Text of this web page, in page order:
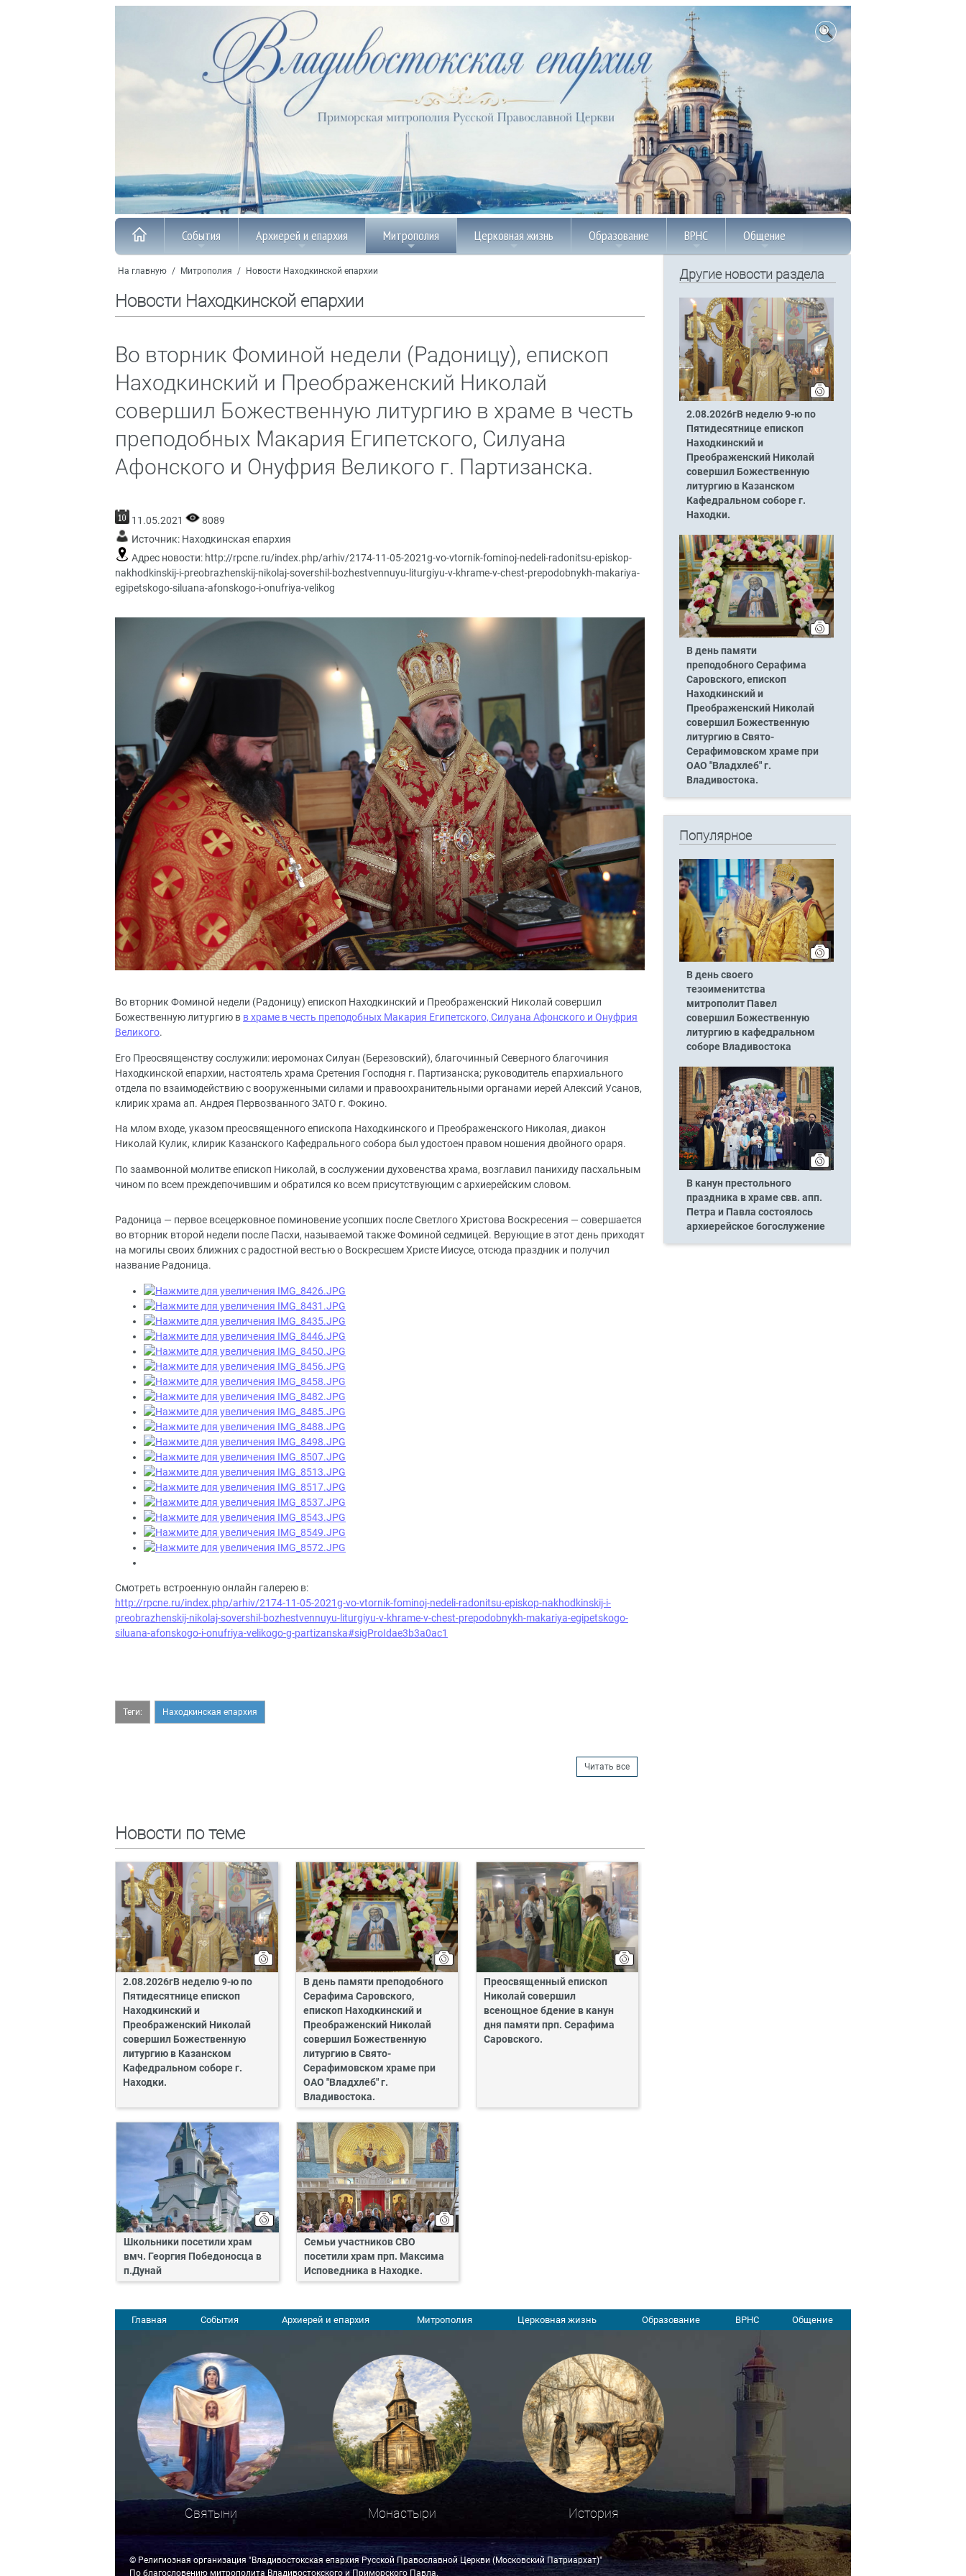
События Архиерей и епархия Митрополия Церковная жизнь Образование ВРНС Общение
На главную / Митрополия / Новости Находкинской епархии
Новости Находкинской епархии
Во вторник Фоминой недели (Радоницу), епископ
Находкинский и Преображенский Николай
совершил Божественную литургию в храме в честь
преподобных Макария Египетского, Силуана
Афонского и Онуфрия Великого г. Партизанска.
11.05.2021
8089
Источник: Находкинская епархия
Адрес новости: http://rpcne.ru/index.php/arhiv/2174-11-05-2021g-vo-vtornik-fominoj-nedeli-radonitsu-episkop-
nakhodkinskij-i-preobrazhenskij-nikolaj-sovershil-bozhestvennuyu-liturgiyu-v-khrame-v-chest-prepodobnykh-makariya-
egipetskogo-siluana-afonskogo-i-onufriya-velikog
Во вторник Фоминой недели (Радоницу) епископ Находкинский и Преображенский Николай совершил
Божественную литургию в в храме в честь преподобных Макария Египетского, Силуана Афонского и Онуфрия
Великого.
Его Преосвященству сослужили: иеромонах Силуан (Березовский), благочинный Северного благочиния
Находкинской епархии, настоятель храма Сретения Господня г. Партизанска; руководитель епархиального
отдела по взаимодействию с вооруженными силами и правоохранительными органами иерей Алексий Усанов,
клирик храма ап. Андрея Первозванного ЗАТО г. Фокино.
На млом входе, указом преосвященного епископа Находкинского и Преображенского Николая, диакон
Николай Кулик, клирик Казанского Кафедрального собора был удостоен правом ношения двойного ораря.
По заамвонной молитве епископ Николай, в сослужении духовенства храма, возглавил панихиду пасхальным
чином по всем преждепочившим и обратился ко всем присутствующим с архиерейским словом.
Радоница — первое всецерковное поминовение усопших после Светлого Христова Воскресения — совершается
во вторник второй недели после Пасхи, называемой также Фоминой седмицей. Верующие в этот день приходят
на могилы своих ближних с радостной вестью о Воскресшем Христе Иисусе, отсюда праздник и получил
название Радоница.
Смотреть встроенную онлайн галерею в:
http://rpcne.ru/index.php/arhiv/2174-11-05-2021g-vo-vtornik-fominoj-nedeli-radonitsu-episkop-nakhodkinskij-i-
preobrazhenskij-nikolaj-sovershil-bozhestvennuyu-liturgiyu-v-khrame-v-chest-prepodobnykh-makariya-egipetskogo-
siluana-afonskogo-i-onufriya-velikogo-g-partizanska#sigProIdae3b3a0ac1
Теги: Находкинская епархия
Читать все
Новости по теме
2.08.2026гВ неделю 9-ю по
Пятидесятнице епископ
Находкинский и
Преображенский Николай
совершил Божественную
литургию в Казанском
Кафедральном соборе г.
Находки.
В день памяти преподобного
Серафима Саровского,
епископ Находкинский и
Преображенский Николай
совершил Божественную
литургию в Свято-
Серафимовском храме при
ОАО "Владхлеб" г.
Владивостока.
Преосвященный епископ
Николай совершил
всенощное бдение в канун
дня памяти прп. Серафима
Саровского.
Школьники посетили храм
вмч. Георгия Победоносца в
п.Дунай
Семьи участников СВО
посетили храм прп. Максима
Исповедника в Находке.
Другие новости раздела
2.08.2026гВ неделю 9-ю по
Пятидесятнице епископ
Находкинский и
Преображенский Николай
совершил Божественную
литургию в Казанском
Кафедральном соборе г.
Находки.
В день памяти
преподобного Серафима
Саровского, епископ
Находкинский и
Преображенский Николай
совершил Божественную
литургию в Свято-
Серафимовском храме при
ОАО "Владхлеб" г.
Владивостока.
Популярное
В день своего
тезоименитства
митрополит Павел
совершил Божественную
литургию в кафедральном
соборе Владивостока
В канун престольного
праздника в храме свв. апп.
Петра и Павла состоялось
архиерейское богослужение
Главная События Архиерей и епархия Митрополия Церковная жизнь Образование ВРНС Общение
Святыни Монастыри История
© Религиозная организация "Владивостокская епархия Русской Православной Церкви (Московский Патриархат)"
По благословению митрополита Владивостокского и Приморского Павла.